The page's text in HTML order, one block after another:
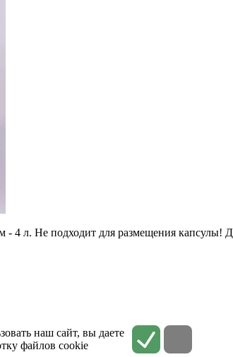
4 л. Не подходит для размещения
персональных данных
наш сайт, вы даете
файлов cookie